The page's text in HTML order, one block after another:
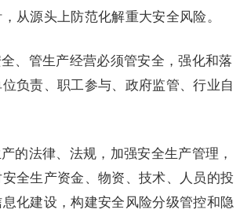
从源头上防范化解重大安全风险。
、管生产经营必须管安全，强化和落
负责、职工参与、政府监管、行业自
的法律、法规，加强安全生产管理，
全生产资金、物资、技术、人员的投
化建设，构建安全风险分级管控和隐